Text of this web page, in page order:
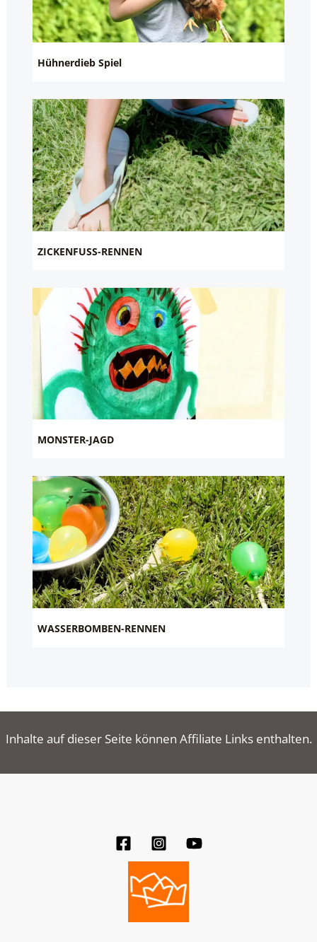
Hühnerdieb Spiel
ZICKENFUSS-RENNEN
MONSTER-JAGD
WASSERBOMBEN-RENNEN
Inhalte auf dieser Seite können Affiliate Links enthalten.